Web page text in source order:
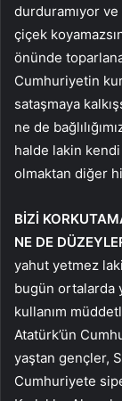
durduramıyor
çiçek
önünde
Cumhuriyetin
sataşmaya
ne de
halde lakin
olmaktan diğer
BİZİ
NE DE
yahut yetmez
bugün ortalarda
kullanım
Atatürk’ün
yaştan gençler,
Cumhuriyete